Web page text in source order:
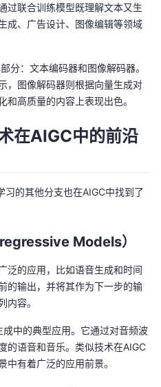
过联合训练模型既理解文本又生
成、广告设计、图像编辑等领域
分：文本编码器和图像解码器。
，图像解码器则根据向量生成对
和高质量的内容上表现出色。
在AIGC中的前沿
的其他分支也在AIGC中找到了
Models）
泛的应用，比如语音生成和时间
的输出，并将其作为下一步的输
内容。
中的典型应用。它通过对音频波
的语音和音乐。类似技术在AIGC
有着广泛的应用前景。